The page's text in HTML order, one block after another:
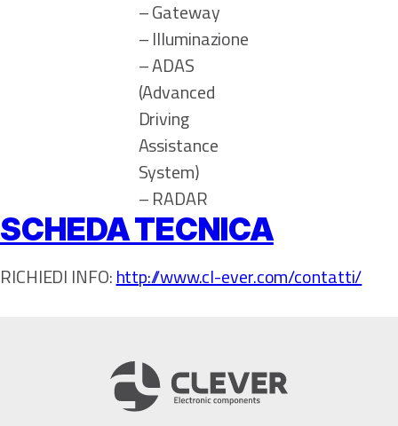
– Gateway
– Illuminazione
– ADAS
(Advanced
Driving
Assistance
System)
– RADAR
SCHEDA TECNICA
RICHIEDI INFO:http://www.cl-ever.com/contatti/